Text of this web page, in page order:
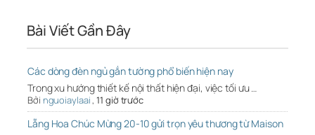
Bài Viết Gần Đây
Các dòng đèn ngủ gắn tường phổ biến hiện nay
Trong xu hướng thiết kế nội thất hiện đại, việc tối ưu …
Bởi nguoiaylaai,11 giờ trước
Lẵng Hoa Chúc Mừng 20-10 gửi trọn yêu thương từ Maison